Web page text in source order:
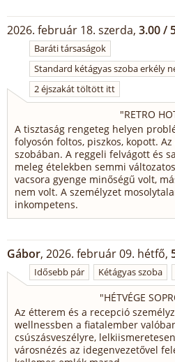
2026. február 18. szerda, 3.00 /
Baráti társaságok
Standard kétágyas szoba erkély
2 éjszakát töltött itt
"RETRO
A tisztaság rengeteg helyen
folyosón foltos, piszkos, kopott.
szobában. A reggeli felvágott és
meleg ételekben semmi
vacsora gyenge minőségű volt,
nem volt. A személyzet
inkompetens.
Gábor, 2026. február 09. hétfő,
Idősebb pár Kétágyas szoba
"HÉTVÉGE
Az étterem és a recepció
wellnessben a fiatalember
csúszásveszélyre,
városnézés az idegenvezetővel